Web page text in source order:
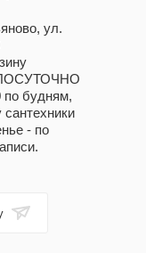
ул.
по будням,
сантехники
- по